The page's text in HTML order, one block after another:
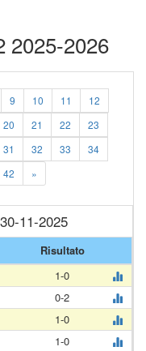
2025-2026
9 10 11
12
20 21 22
23
31 32 33
34
42 »
11-2025
Risultato
1-0
0-2
1-0
1-0